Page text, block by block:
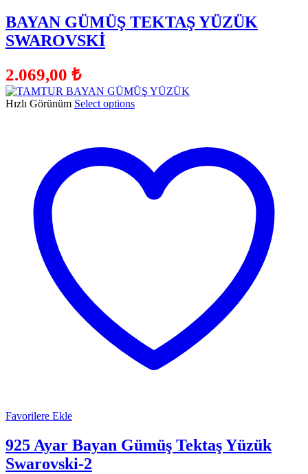
BAYAN GÜMÜŞ TEKTAŞ YÜZÜK
SWAROVSKİ
2.069,00 ₺
Hızlı Görünüm Select options
Favorilere Ekle
925 Ayar Bayan Gümüş Tektaş Yüzük
Swarovski-2